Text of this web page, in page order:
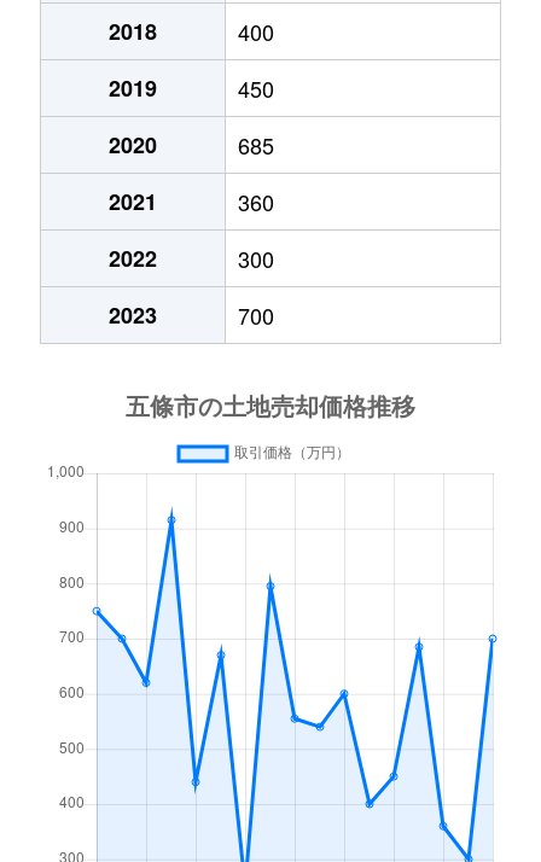
2018
400
2019
450
2020
685
2021
360
2022
300
2023
700